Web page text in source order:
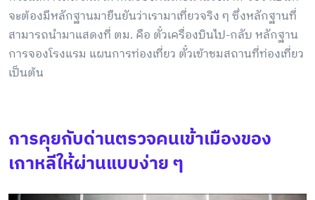
จะต้องมีหลักฐานมายืนยันว่าเรามาเที่ยวจริง ๆ ซึ่งหลักฐานที่
สามารถนำมาแสดงที่ ตม. คือ ตั๋วเครื่องบินไป-กลับ หลักฐาน
การจองโรงแรม แผนการท่องเที่ยว ตั๋วเข้าชมสถานที่ท่องเที่ยว
เป็นต้น
การคุยกับด่านตรวจคนเข้าเมืองของ
เกาหลีให้ผ่านแบบง่าย ๆ